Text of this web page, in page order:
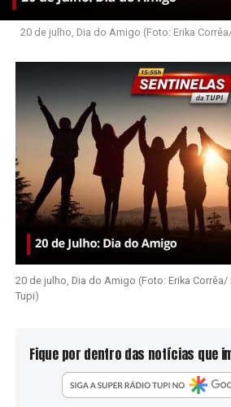
20 de julho, Dia do Amigo (Foto: Erika
20 de julho, Dia do Amigo (Foto: Erika
Tupi)
Fique por dentro das notícias que